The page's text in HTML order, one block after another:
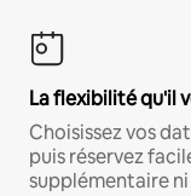
La flexibilité qu'il
Choisissez vos
puis réservez
supplémentaire